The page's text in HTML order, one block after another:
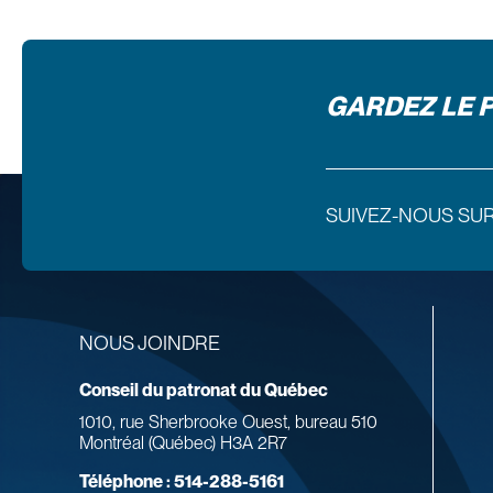
GARDEZ LE
SUIVEZ-NOUS
NOUS JOINDRE
Conseil du patronat du Québec
1010, rue Sherbrooke Ouest, bureau 510
Montréal (Québec) H3A 2R7
Téléphone :514-288-5161